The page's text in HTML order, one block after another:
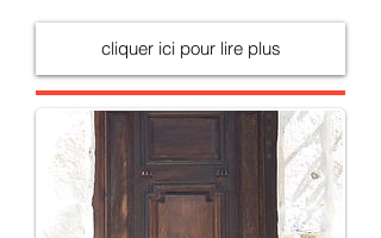
cliquer ici pour lire plus